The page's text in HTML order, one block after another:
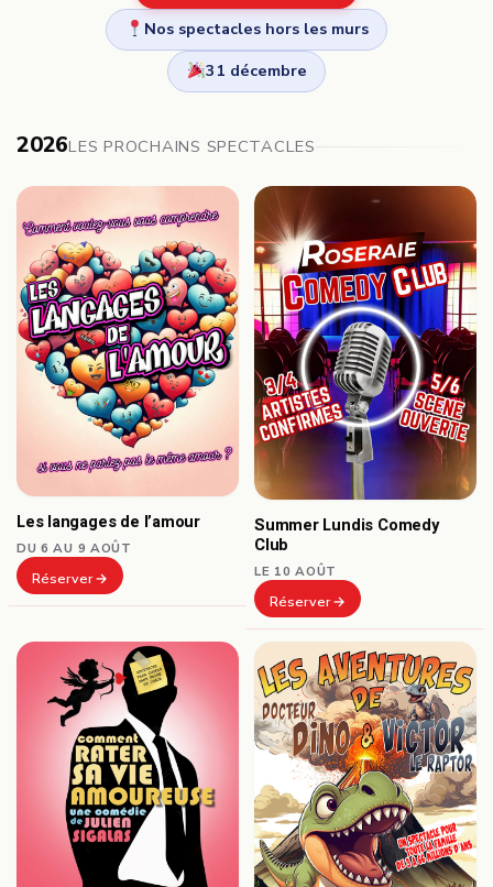
Nos spectacles hors les murs
31 décembre
2026LES PROCHAINS SPECTACLES
Les langages de l’amour
DU 6 AU 9 AOÛT
Réserver
Summer Lundis Comedy
Club
LE 10 AOÛT
Réserver